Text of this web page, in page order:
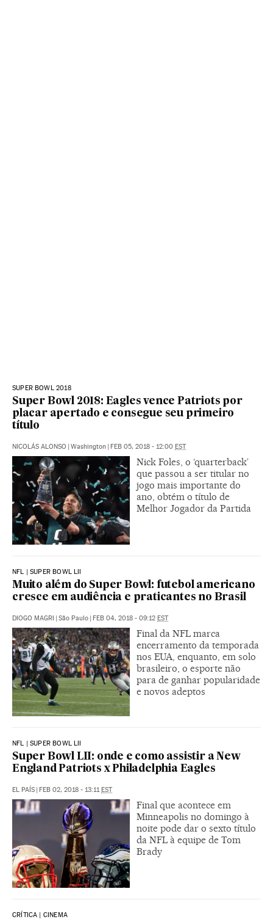
SUPER BOWL 2018
Super Bowl 2018: Eagles vence Patriots por
placar apertado e consegue seu primeiro
título
NICOLÁS ALONSO Washington FEB 05, 2018 - 12:00 EST
Nick Foles, o ‘quarterback’
que passou a ser titular no
jogo mais importante do
ano, obtém o título de
Melhor Jogador da Partida
NFL | SUPER BOWL LII
Muito além do Super Bowl: futebol americano
cresce em audiência e praticantes no Brasil
DIOGO MAGRI São Paulo FEB 04, 2018 - 09:12 EST
Final da NFL marca
encerramento da temporada
nos EUA, enquanto, em solo
brasileiro, o esporte não
para de ganhar popularidade
e novos adeptos
NFL | SUPER BOWL LII
Super Bowl LII: onde e como assistir a New
England Patriots x Philadelphia Eagles
EL PAÍS | FEB 02, 2018 - 13:11EST
Final que acontece em
Minneapolis no domingo à
noite pode dar o sexto título
da NFL à equipe de Tom
Brady
CRÍTICA | CINEMA